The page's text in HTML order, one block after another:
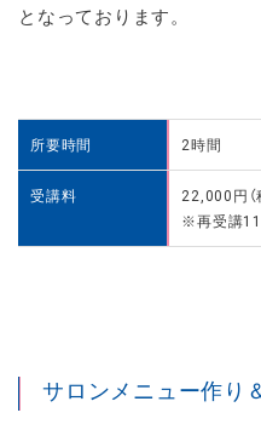
となっております。
所要時間 2時間
受講料
22,000円（
※再受講
サロンメニュー作り